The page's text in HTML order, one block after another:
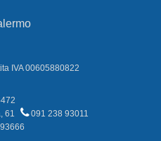
IVA 00605880822
61
091 238 93011